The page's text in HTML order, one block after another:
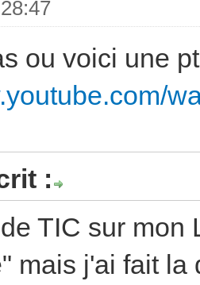
ou voici une
:
TIC sur mon
mais j'ai fait